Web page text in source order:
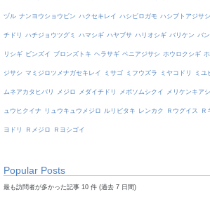
ヅル ナンヨウショウビン ハクセキレイ ハシビロガモ ハシブトアジサシ
チドリ ハチジョウツグミ ハマシギ ハヤブサ ハリオシギ バリケン バン
リシギ ビンズイ ブロンズトキ ヘラサギ ベニアジサシ ホウロクシギ
ジサシ マミジロツメナガセキレイ ミサゴ ミフウズラ ミヤコドリ ミユ
ムネアカタヒバリ メジロ メダイチドリ メボソムシクイ メリケンキア
ュウヒクイナ リュウキュウメジロ ルリビタキ レンカク Ｒウグイス Ｒ
ヨドリ Ｒメジロ Ｒヨシゴイ
Popular Posts
最も訪問者が多かった記事 10 件 (過去 7 日間)